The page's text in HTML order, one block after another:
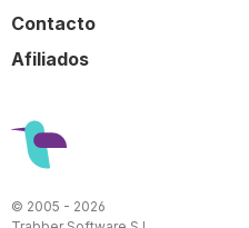
Contacto
Afiliados
© 2005 - 2026